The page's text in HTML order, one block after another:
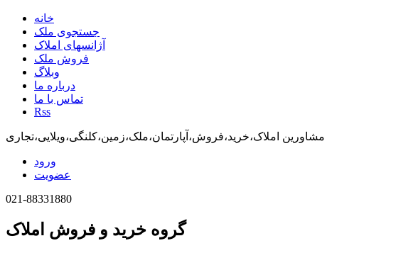
خانه
جستجوی ملک
آژانسهای املاک
فروش ملک
وبلاگ
درباره ما
تماس با ما
Rss
مشاورین املاک،خرید،فروش،آپارتمان،ملک،زمین،کلنگی،ویلایی،تجاری
ورود
عضویت
021-88331880
گروه خرید و فروش املاک